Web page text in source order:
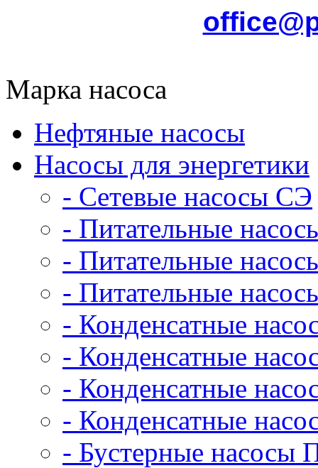
Марка насоса
Нефтяные насосы
Насосы для энергетики
- Сетевые насосы СЭ
- Питательные
- Питательные
- Питательные
- Конденсатные
- Конденсатные
- Конденсатные
- Конденсатные
- Бустерные насосы